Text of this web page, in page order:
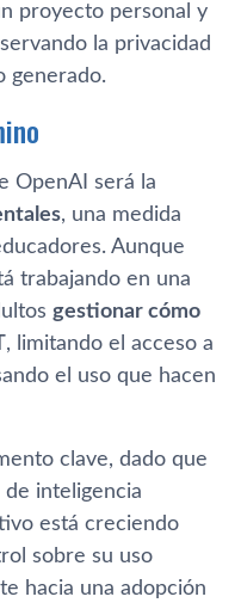
proyecto personal y
la privacidad
generado.
OpenAI será la
, una medida
Aunque
trabajando en una
gestionar cómo
, limitando el acceso a
el uso que hacen
clave, dado que
de inteligencia
está creciendo
sobre su uso
hacia una adopción